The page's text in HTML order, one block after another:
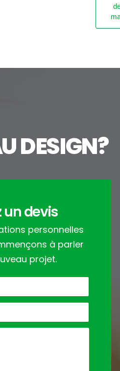
DESIGN?
un devis
personnelles
à parler
projet.